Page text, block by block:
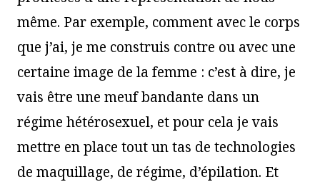
même. Par exemple, comment avec le corps
que j’ai, je me construis contre ou avec une
certaine image de la femme : c’est à dire, je
vais être une meuf bandante dans un
régime hétérosexuel, et pour cela je vais
mettre en place tout un tas de technologies
de maquillage, de régime, d’épilation. Et